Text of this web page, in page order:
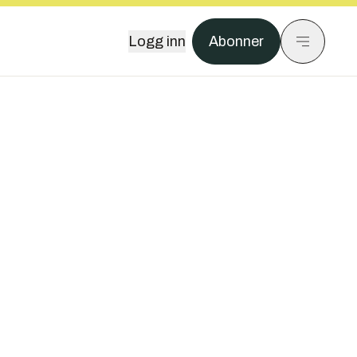
Logg inn Abonner